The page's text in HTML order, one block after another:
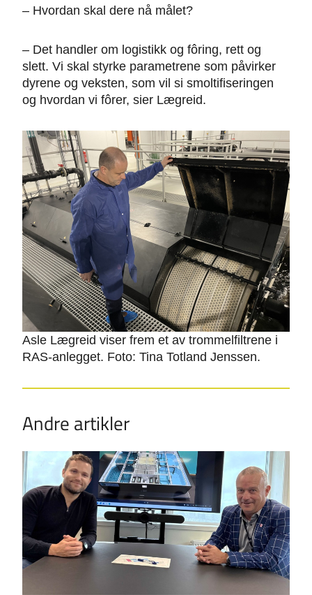
– Hvordan skal dere nå målet?
– Det handler om logistikk og fôring, rett og
slett. Vi skal styrke parametrene som påvirker
dyrene og veksten, som vil si smoltifiseringen
og hvordan vi fôrer, sier Lægreid.
Asle Lægreid viser frem et av trommelfiltrene i
RAS-anlegget. Foto: Tina Totland Jenssen.
Andre artikler